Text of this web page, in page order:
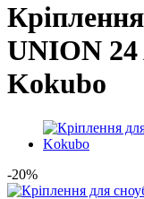
UNION
Kokubo
-20%